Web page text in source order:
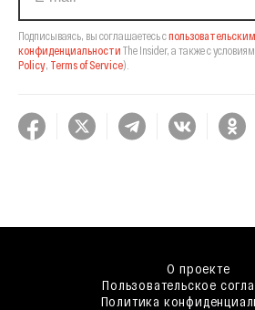
Подписываясь, вы соглашаетесь с
конфиденциальности The Insider, а также с
Policy, Terms of Service).
О проекте
Пользовательское
Политика